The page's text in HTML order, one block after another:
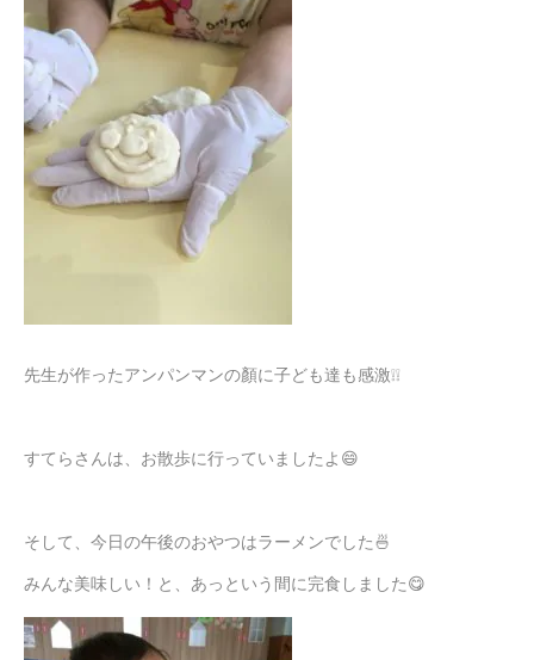
先生が作ったアンパンマンの顏に子ども達も感激❕❕
すてらさんは、お散歩に行っていましたよ😄
そして、今日の午後のおやつはラーメンでした🍜
みんな美味しい！と、あっという間に完食しました😋